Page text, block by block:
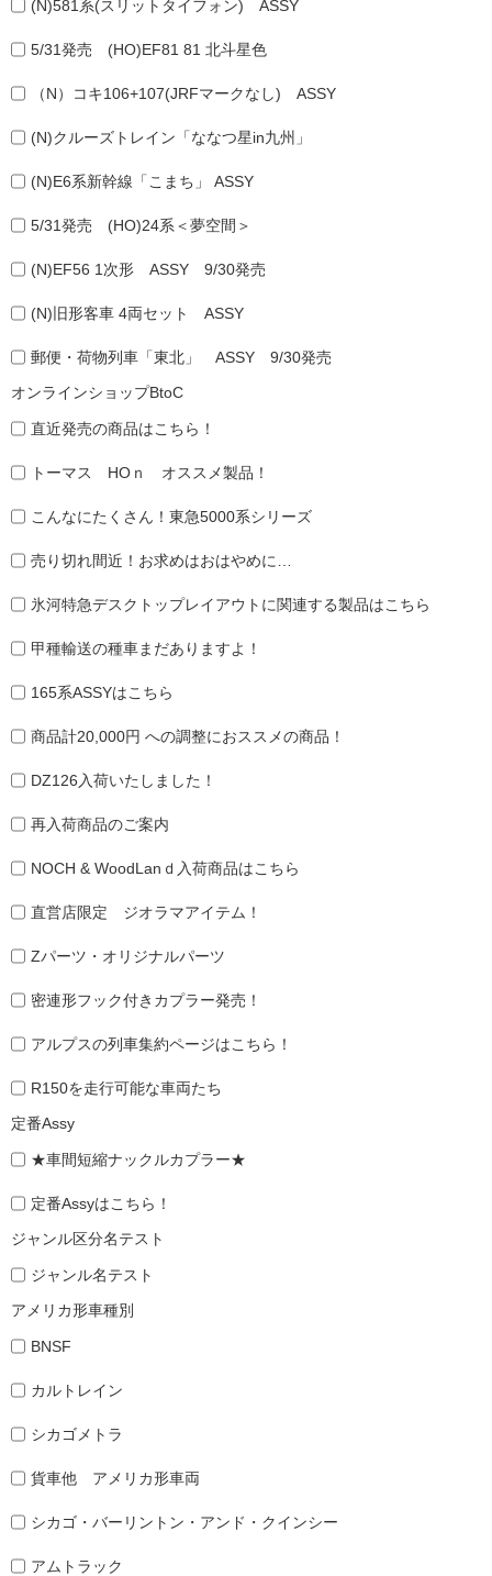
(N)581系(スリットタイフォン) ASSY
5/31発売 (HO)EF81 81 北斗星色
（N）コキ106+107(JRFマークなし) ASSY
(N)クルーズトレイン「ななつ星in九州」
(N)E6系新幹線「こまち」 ASSY
5/31発売 (HO)24系＜夢空間＞
(N)EF56 1次形 ASSY 9/30発売
(N)旧形客車 4両セット ASSY
郵便・荷物列車「東北」 ASSY 9/30発売
オンラインショップBtoC
直近発売の商品はこちら！
トーマス HOｎ オススメ製品！
こんなにたくさん！東急5000系シリーズ
売り切れ間近！お求めはおはやめに…
氷河特急デスクトップレイアウトに関連する製品はこちら
甲種輸送の種車まだありますよ！
165系ASSYはこちら
商品計20,000円 への調整におススメの商品！
DZ126入荷いたしました！
再入荷商品のご案内
NOCH & WoodLanｄ入荷商品はこちら
直営店限定 ジオラマアイテム！
Zパーツ・オリジナルパーツ
密連形フック付きカプラー発売！
アルプスの列車集約ページはこちら！
R150を走行可能な車両たち
定番Assy
★車間短縮ナックルカプラー★
定番Assyはこちら！
ジャンル区分名テスト
ジャンル名テスト
アメリカ形車種別
BNSF
カルトレイン
シカゴメトラ
貨車他 アメリカ形車両
シカゴ・バーリントン・アンド・クインシー
アムトラック